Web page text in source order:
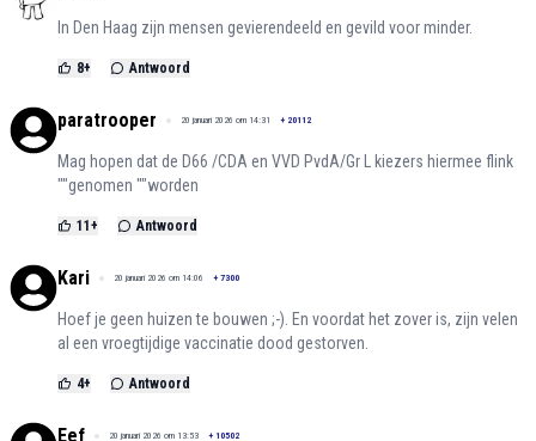
In Den Haag zijn mensen gevierendeeld en gevild voor minder.
8+ Antwoord
paratrooper 20 januari 2026 om 14:31 + 20112
Mag hopen dat de D66 /CDA en VVD PvdA/Gr L kiezers hiermee flink
""genomen ""worden
11 + Antwoord
Kari 20 januari 2026 om 14:06 + 7300
Hoef je geen huizen te bouwen ;-). En voordat het zover is, zijn velen
al een vroegtijdige vaccinatie dood gestorven.
4+ Antwoord
Eef 20 januari 2026 om 13:53 + 10502